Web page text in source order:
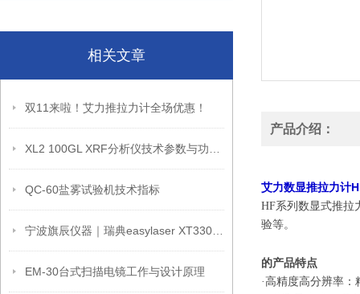
相关文章
双11来啦！艾力推拉力计全场优惠！
QC-60盐雾试验机技术指标
EM-30台式扫描电镜工作与设计原理
产品介绍：
艾力数显推拉力计
HF系列数显式推拉
验等。
的产品特点
·高精度高分辨率：